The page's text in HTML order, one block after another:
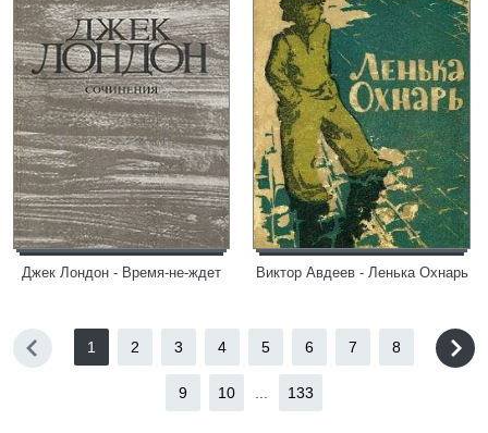
Джек Лондон - Время-не-ждет Виктор Авдеев - Ленька Охнарь
1 2 3 4 5 6 7 8
9 10 133